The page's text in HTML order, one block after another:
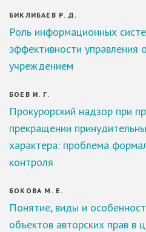
БИКЛИБАЕВ Р. Д.
Роль информационных
эффективности управления
учреждением
БОЕВ И. Г.
Прокурорский надзор при
прекращении
характера: проблема
контроля
БОКОВА М. Е.
Понятие, виды и
объектов авторских прав в